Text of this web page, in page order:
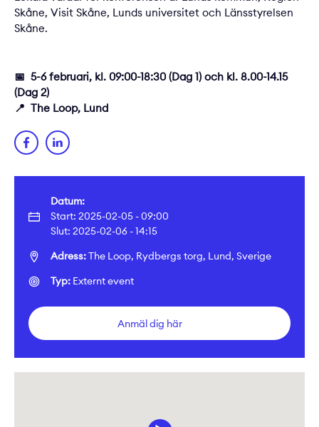
Datum:
Start: 2025-02-05 - 09:00
Slut: 2025-02-06 - 14:15
Adress:The Loop, Rydbergs torg, Lund, Sverige
Typ: Externt event
Anmäl dig här
Skåne, Visit Skåne, Lunds universitet och Länsstyrelsen
Skåne.
📅 5-6 februari, kl. 09:00-18:30 (Dag 1) och kl. 8.00-14.15
(Dag 2)
📍 The Loop, Lund